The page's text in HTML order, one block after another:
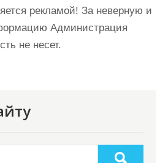
рекламой! За неверную и
Администрация
не несет.